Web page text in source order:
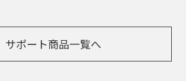
サポート商品一覧へ